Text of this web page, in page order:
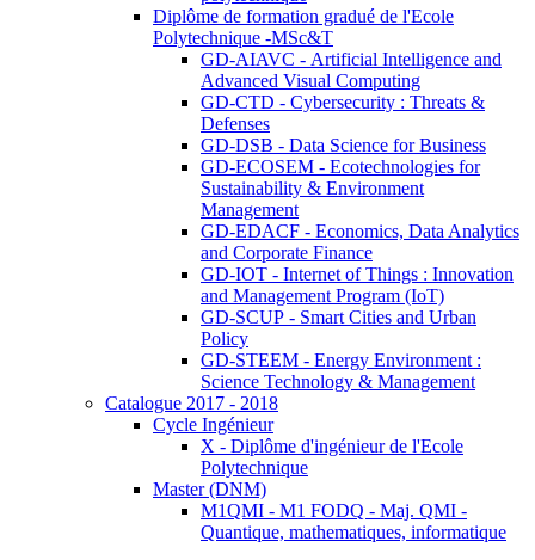
Diplôme de formation gradué de l'Ecole
Polytechnique -MSc&T
GD-AIAVC - Artificial Intelligence and
Advanced Visual Computing
GD-CTD - Cybersecurity : Threats &
Defenses
GD-DSB - Data Science for Business
GD-ECOSEM - Ecotechnologies for
Sustainability & Environment
Management
GD-EDACF - Economics, Data Analytics
and Corporate Finance
GD-IOT - Internet of Things : Innovation
and Management Program (IoT)
GD-SCUP - Smart Cities and Urban
Policy
GD-STEEM - Energy Environment :
Science Technology & Management
Catalogue 2017 - 2018
Cycle Ingénieur
X - Diplôme d'ingénieur de l'Ecole
Polytechnique
Master (DNM)
M1QMI - M1 FODQ - Maj. QMI -
Quantique, mathematiques, informatique